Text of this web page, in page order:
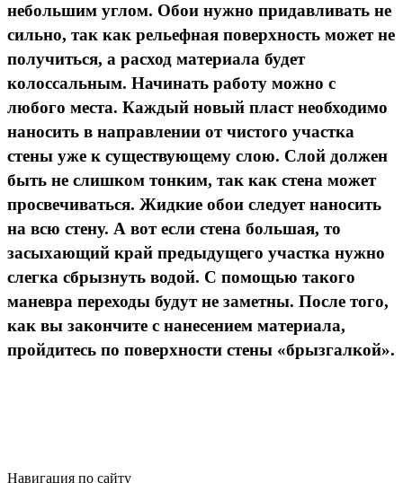
небольшим углом. Обои нужно придавливать не
сильно, так как рельефная поверхность может не
получиться, а расход материала будет
колоссальным. Начинать работу можно с
любого места. Каждый новый пласт необходимо
наносить в направлении от чистого участка
стены уже к существующему слою. Слой должен
быть не слишком тонким, так как стена может
просвечиваться. Жидкие обои следует наносить
на всю стену. А вот если стена большая, то
засыхающий край предыдущего участка нужно
слегка сбрызнуть водой. С помощью такого
маневра переходы будут не заметны. После того,
как вы закончите с нанесением материала,
пройдитесь по поверхности стены «брызгалкой».
Навигация по сайту